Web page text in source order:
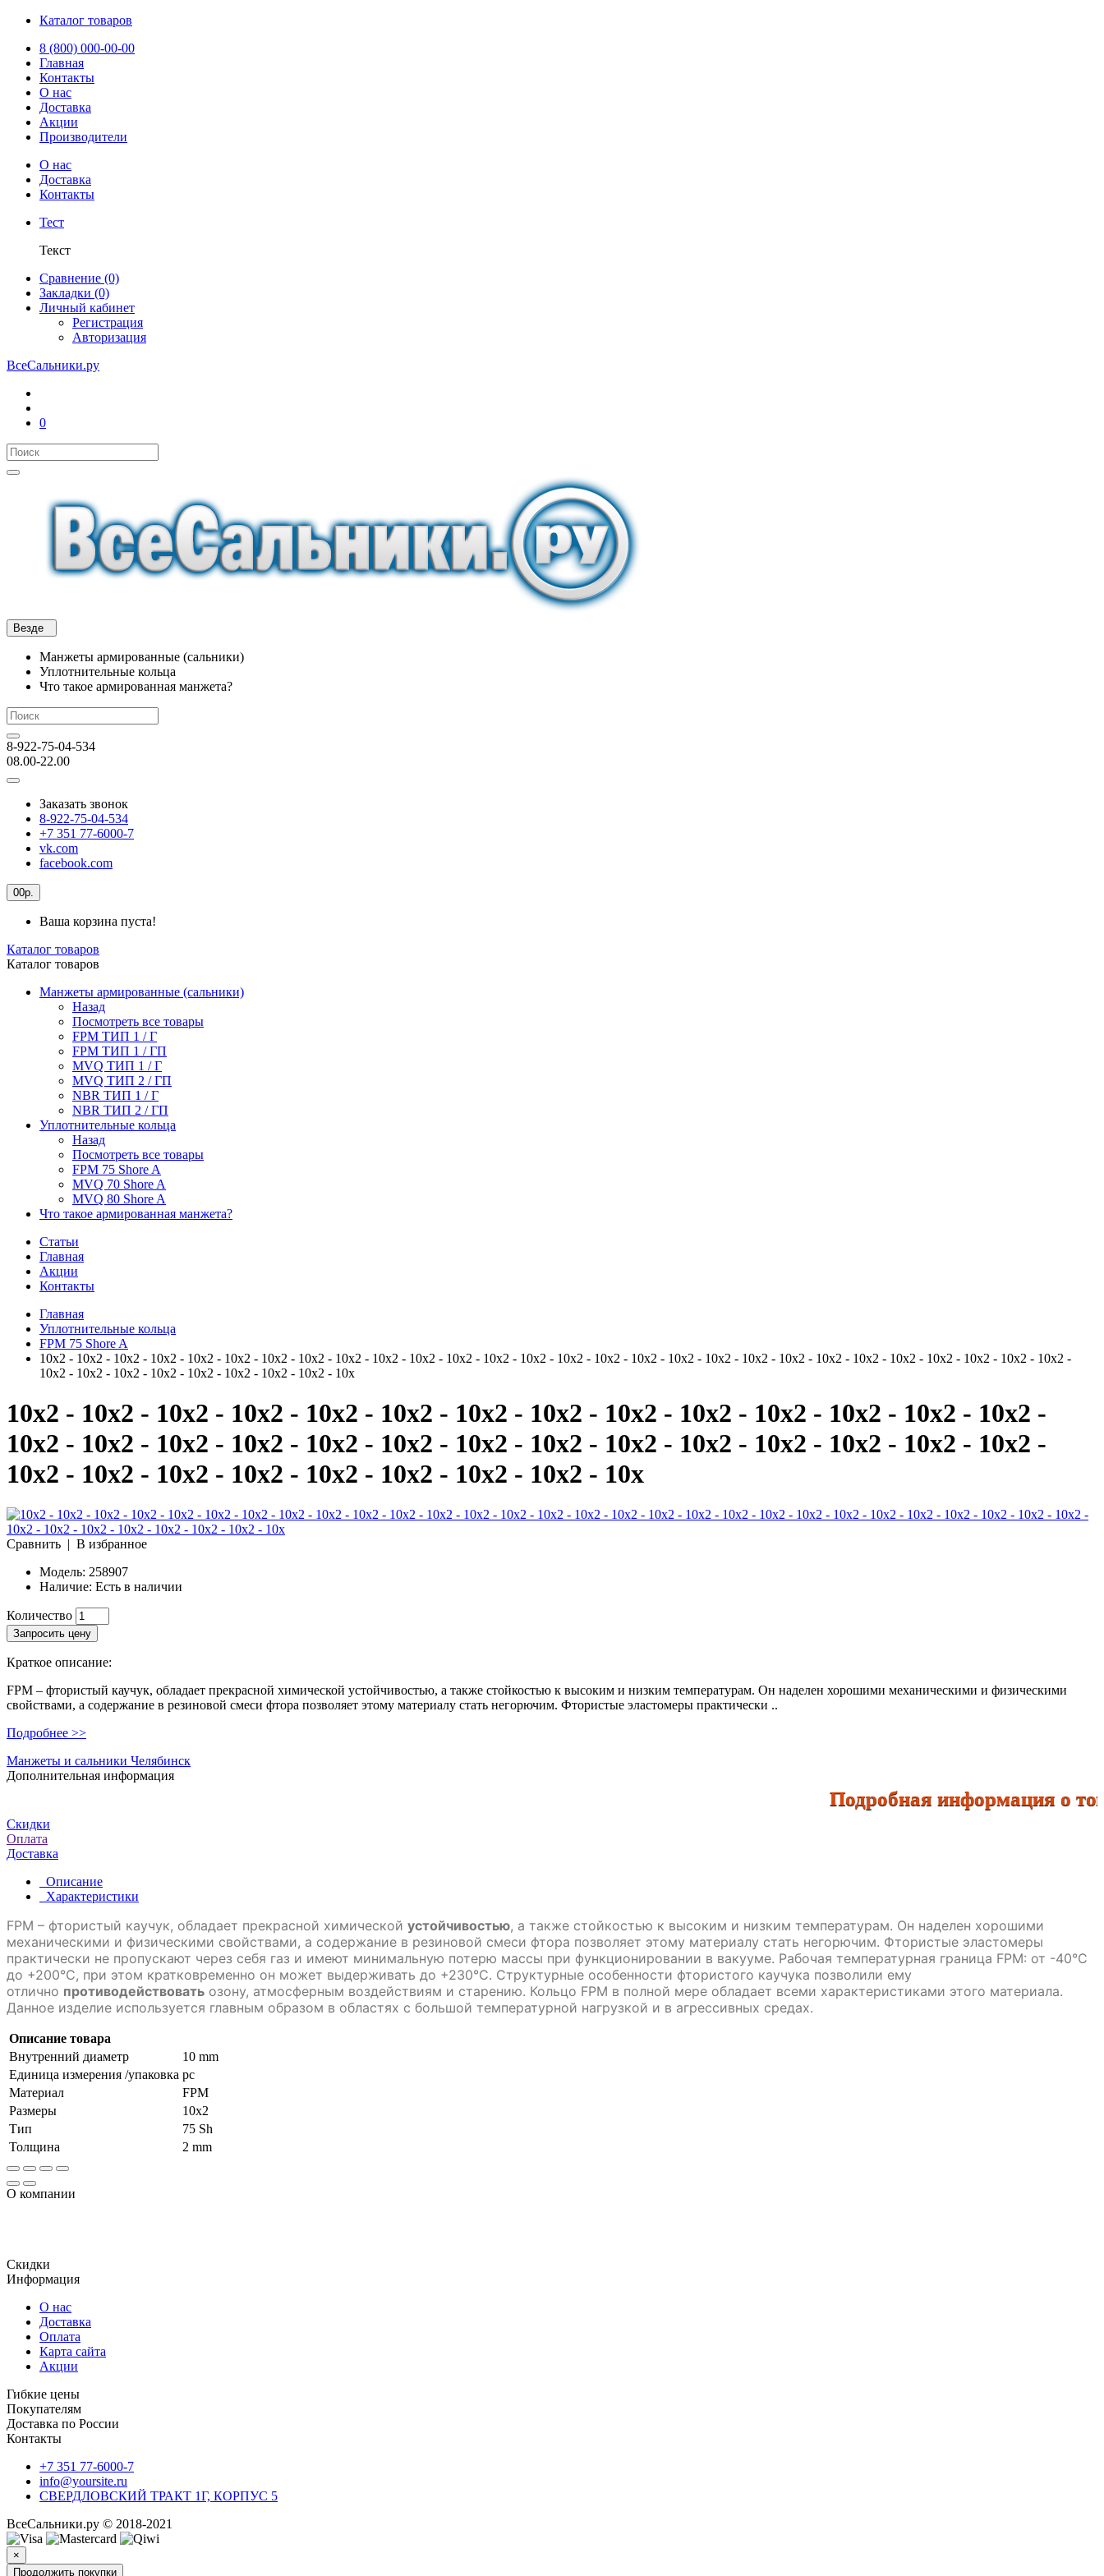
Каталог товаров
8 (800) 000-00-00
Главная
Контакты
О нас
Доставка
Акции
Производители
О нас
Доставка
Контакты
Тест
Текст
Сравнение (0)
Закладки (0)
Личный кабинет
Регистрация
Авторизация
ВсеСальники.ру
0
Везде
Манжеты армированные (сальники)
Уплотнительные кольца
Что такое армированная манжета?
8-922-75-04-534
08.00-22.00
Заказать звонок
8-922-75-04-534
+7 351 77-6000-7
vk.com
facebook.com
00р.
Ваша корзина пуста!
Каталог товаров
Каталог товаров
Манжеты армированные (сальники)
Назад
Посмотреть все товары
FPM ТИП 1 / Г
FPM ТИП 1 / ГП
MVQ ТИП 1 / Г
MVQ ТИП 2 / ГП
NBR ТИП 1 / Г
NBR ТИП 2 / ГП
Уплотнительные кольца
Назад
Посмотреть все товары
FPM 75 Shore A
MVQ 70 Shore A
MVQ 80 Shore A
Что такое армированная манжета?
Статьи
Главная
Акции
Контакты
Главная
Уплотнительные кольца
FPM 75 Shore A
10x2 - 10x2 - 10x2 - 10x2 - 10x2 - 10x2 - 10x2 - 10x2 - 10x2 - 10x2 - 10x2 - 10x2 - 10x2 - 10x2 - 10x2 - 10x2 - 10x2 - 10x2 - 10x2 - 10x2 - 10x2 - 10x2 - 10x2 - 10x2 - 10x2 - 10x2 - 10x2 - 10x2 -
10x2 - 10x2 - 10x2 - 10x2 - 10x2 - 10x2 - 10x2 - 10x2 - 10x
10x2 - 10x2 - 10x2 - 10x2 - 10x2 - 10x2 - 10x2 - 10x2 - 10x2 - 10x2 - 10x2 - 10x2 - 10x2 - 10x2 -
10x2 - 10x2 - 10x2 - 10x2 - 10x2 - 10x2 - 10x2 - 10x2 - 10x2 - 10x2 - 10x2 - 10x2 - 10x2 - 10x2 -
10x2 - 10x2 - 10x2 - 10x2 - 10x2 - 10x2 - 10x2 - 10x2 - 10x
Сравнить | В избранное
Модель: 258907
Наличие: Есть в наличии
Количество
Запросить цену
Краткое описание:
FPM – фтористый каучук, обладает прекрасной химической устойчивостью, а также стойкостью к высоким и низким температурам. Он наделен хорошими механическими и физическими
свойствами, а содержание в резиновой смеси фтора позволяет этому материалу стать негорючим. Фтористые эластомеры практически ..
Подробнее >>
Манжеты и сальники Челябинск
Дополнительная информация
Подробная информация о
Скидки
Оплата
Доставка
Описание
Характеристики
FPM – фтористый каучук, обладает прекрасной химической устойчивостью, а также стойкостью к высоким и низким температурам. Он наделен хорошими
механическими и физическими свойствами, а содержание в резиновой смеси фтора позволяет этому материалу стать негорючим. Фтористые эластомеры
практически не пропускают через себя газ и имеют минимальную потерю массы при функционировании в вакууме. Рабочая температурная граница FPM: от -40°C
до +200°C, при этом кратковременно он может выдерживать до +230°C. Структурные особенности фтористого каучука позволили ему
отлично противодействовать озону, атмосферным воздействиям и старению. Кольцо FPM в полной мере обладает всеми характеристиками этого материала.
Данное изделие используется главным образом в областях с большой температурной нагрузкой и в агрессивных средах.
Описание товара
Внутренний диаметр
10 mm
Единица измерения /упаковка pc
Материал
FPM
Размеры
10x2
Тип
75 Sh
Толщина
2 mm
О компании
Скидки
Информация
О нас
Доставка
Оплата
Карта сайта
Акции
Гибкие цены
Покупателям
Доставка по России
Контакты
+7 351 77-6000-7
info@yoursite.ru
СВЕРДЛОВСКИЙ ТРАКТ 1Г, КОРПУС 5
ВсеСальники.ру © 2018-2021
×
Продолжить покупки